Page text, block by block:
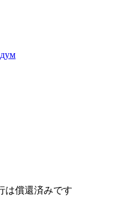
は償還済みです